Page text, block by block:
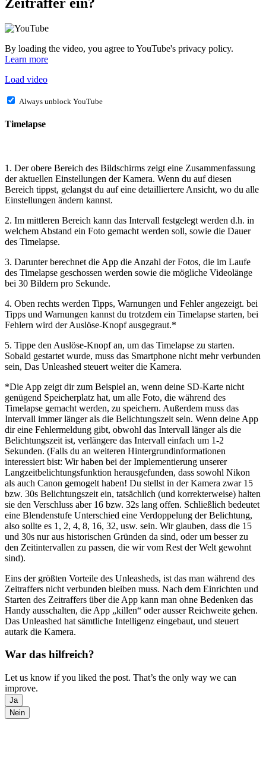
Zeitraffer ein?
By loading the video, you agree to YouTube's privacy policy.
Learn more
Load video
Always unblock YouTube
Timelapse
1. Der obere Bereich des Bildschirms zeigt eine Zusammenfassung
der aktuellen Einstellungen der Kamera. Wenn du auf diesen
Bereich tippst, gelangst du auf eine detailliertere Ansicht, wo du alle
Einstellungen ändern kannst.
2. Im mittleren Bereich kann das Intervall festgelegt werden d.h. in
welchem Abstand ein Foto gemacht werden soll, sowie die Dauer
des Timelapse.
3. Darunter berechnet die App die Anzahl der Fotos, die im Laufe
des Timelapse geschossen werden sowie die mögliche Videolänge
bei 30 Bildern pro Sekunde.
4. Oben rechts werden Tipps, Warnungen und Fehler angezeigt. bei
Tipps und Warnungen kannst du trotzdem ein Timelapse starten, bei
Fehlern wird der Auslöse-Knopf ausgegraut.*
5. Tippe den Auslöse-Knopf an, um das Timelapse zu starten.
Sobald gestartet wurde, muss das Smartphone nicht mehr verbunden
sein, Das Unleashed steuert weiter die Kamera.
*Die App zeigt dir zum Beispiel an, wenn deine SD-Karte nicht
genügend Speicherplatz hat, um alle Foto, die während des
Timelapse gemacht werden, zu speichern. Außerdem muss das
Intervall immer länger als die Belichtungszeit sein. Wenn deine App
dir eine Fehlermeldung gibt, obwohl das Intervall länger als die
Belichtungszeit ist, verlängere das Intervall einfach um 1-2
Sekunden. (Falls du an weiteren Hintergrundinformationen
interessiert bist: Wir haben bei der Implementierung unserer
Langzeitbelichtungsfunktion herausgefunden, dass sowohl Nikon
als auch Canon gemogelt haben! Du stellst in der Kamera zwar 15
bzw. 30s Belichtungszeit ein, tatsächlich (und korrekterweise) halten
sie den Verschluss aber 16 bzw. 32s lang offen. Schließlich bedeutet
eine Blendenstufe Unterschied eine Verdoppelung der Belichtung,
also sollte es 1, 2, 4, 8, 16, 32, usw. sein. Wir glauben, dass die 15
und 30s nur aus historischen Gründen da sind, oder um besser zu
den Zeitintervallen zu passen, die wir vom Rest der Welt gewohnt
sind).
Eins der größten Vorteile des Unleasheds, ist das man während des
Zeitraffers nicht verbunden bleiben muss. Nach dem Einrichten und
Starten des Zeitraffers über die App kann man ohne Bedenken das
Handy ausschalten, die App „killen“ oder ausser Reichweite gehen.
Das Unleashed hat sämtliche Intelligenz eingebaut, und steuert
autark die Kamera.
War das hilfreich?
Let us know if you liked the post. That’s the only way we can
improve.
Ja
Nein